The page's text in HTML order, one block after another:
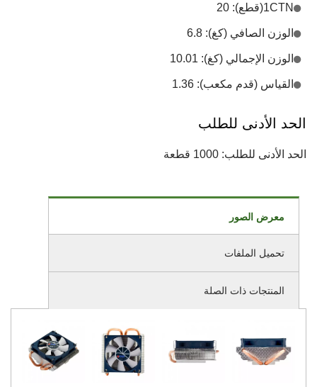
1CTN(قطع): 20
الوزن الصافي (كغ): 6.8
الوزن الإجمالي (كغ): 10.01
القياس (قدم مكعب): 1.36
الحد الأدنى للطلب
الحد الأدنى للطلب: 1000 قطعة
معرض الصور
تحميل الملفات
المنتجات ذات الصلة